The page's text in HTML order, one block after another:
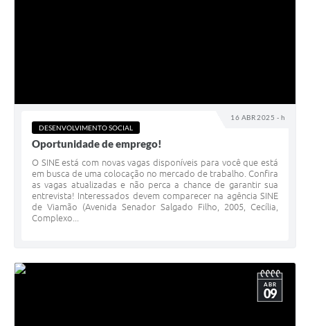
16 ABR 2025 - h
DESENVOLVIMENTO SOCIAL
Oportunidade de emprego!
O SINE está com novas vagas disponíveis para você que está
em busca de uma colocação no mercado de trabalho. Confira
as vagas atualizadas e não perca a chance de garantir sua
entrevista! Interessados devem comparecer na agência SINE
de Viamão (Avenida Senador Salgado Filho, 2005, Cecília,
Complexo...
ABR
09